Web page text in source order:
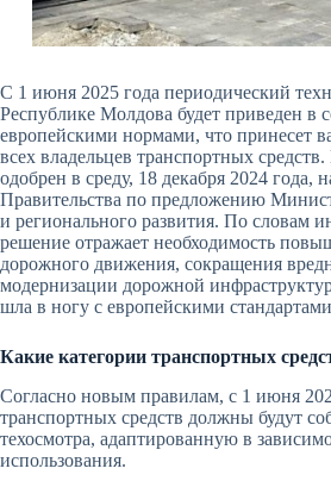
С 1 июня 2025 года периодический
Республике Молдова будет приведен в
европейскими нормами, что принесет
всех владельцев транспортных
одобрен в среду, 18 декабря 2024 года,
Правительства по предложению
и регионального развития. По словам
решение отражает необходимость
дорожного движения, сокращения
модернизации дорожной
шла в ногу с европейскими
Какие категории транспортных
Согласно новым правилам, с 1 июня
транспортных средств должны будут
техосмотра, адаптированную в
использования.